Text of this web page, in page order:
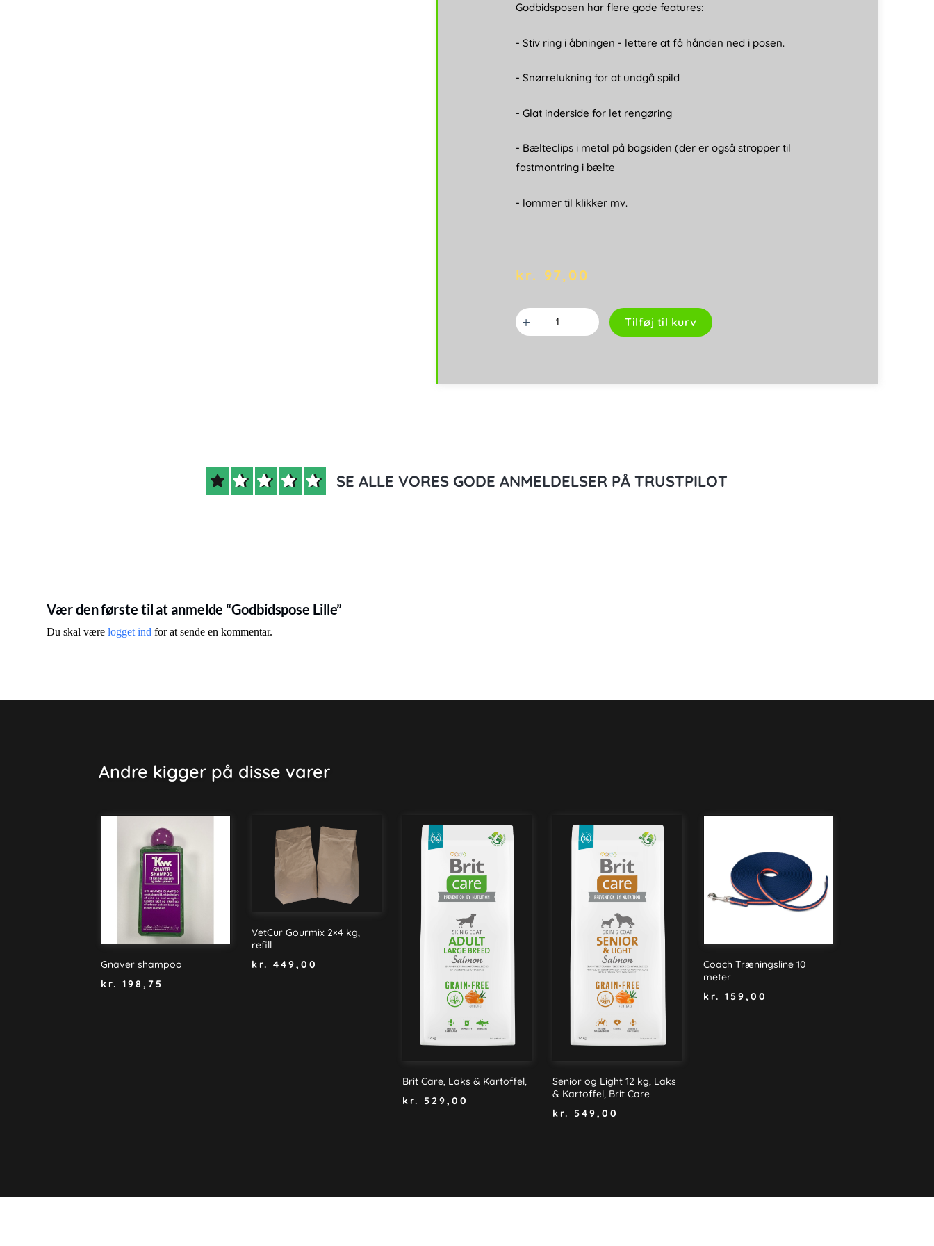
Godbidsposen har flere gode features:
- Stiv ring i åbningen - lettere at få hånden ned i posen.
- Snørrelukning for at undgå spild
- Glat inderside for let rengøring
- Bælteclips i metal på bagsiden (der er også stropper til
fastmontring i bælte
- lommer til klikker mv.
kr. 97,00
Godbidspose
Lille
antal
Tilføj til kurv
SE ALLE VORES GODE ANMELDELSER PÅ TRUSTPILOT
Vær den første til at anmelde “Godbidspose Lille”
Du skal værelogget ind for at sende en kommentar.
Andre kigger på disse varer
Gnaver shampoo
kr. 198,75
VetCur Gourmix 2×4 kg,
refill
kr. 449,00
Brit Care, Laks & Kartoffel,
kr.
529,00
Senior og Light 12 kg, Laks
& Kartoffel, Brit Care
kr.
549,00
Coach Træningsline 10
meter
kr. 159,00